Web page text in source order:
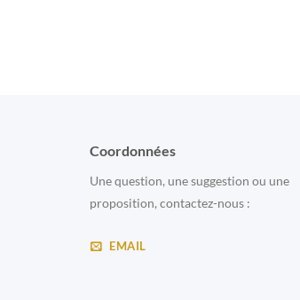
Coordonnées
Une question, une suggestion ou une
proposition, contactez-nous :
EMAIL